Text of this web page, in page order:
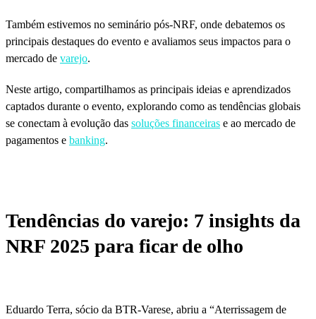
Também estivemos no seminário pós-NRF, onde debatemos os
principais destaques do evento e avaliamos seus impactos para o
mercado de varejo.
Neste artigo, compartilhamos as principais ideias e aprendizados
captados durante o evento, explorando como as tendências globais
se conectam à evolução das soluções financeiras e ao mercado de
pagamentos e banking.
Tendências do varejo: 7 insights da
NRF 2025 para ficar de olho
Eduardo Terra, sócio da BTR-Varese, abriu a “Aterrissagem de